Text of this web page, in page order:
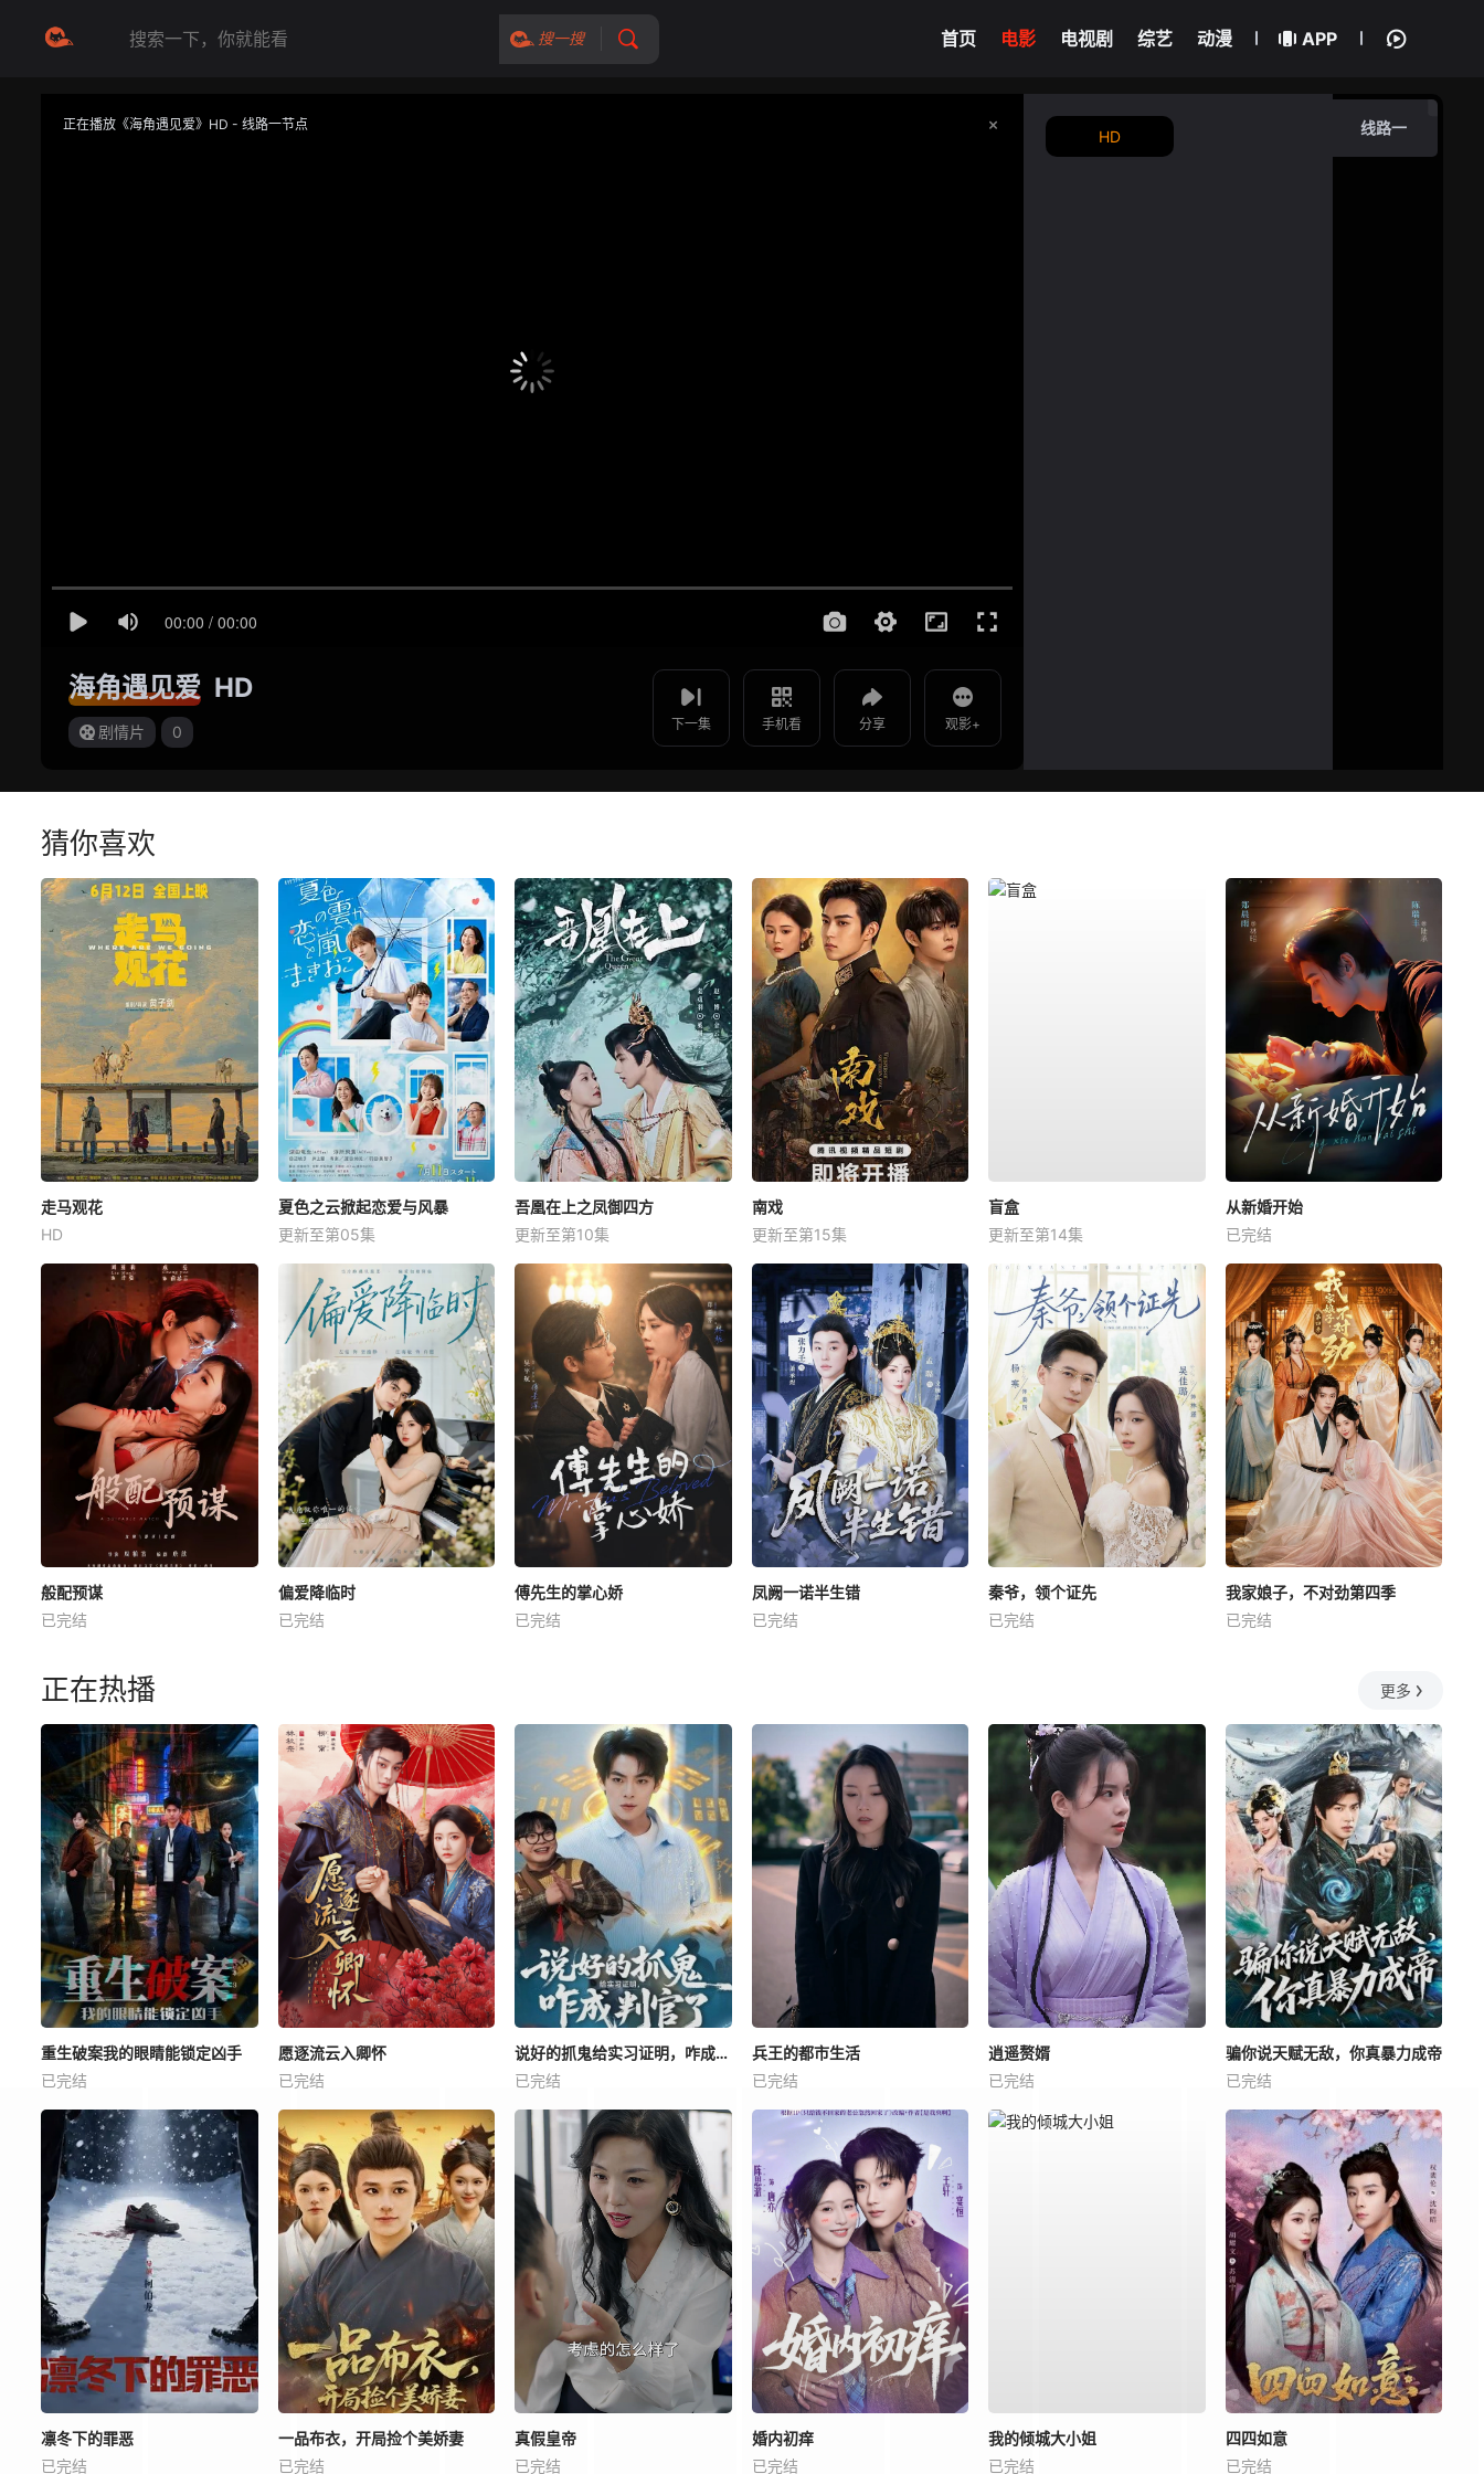
搜一搜 首页 电影 电视剧 综艺 动漫 APP
正在播放《海角遇见爱》HD - 线路一节点
海角遇见爱 HD
剧情片 0 下一集 手机看 分享 观影+
影片报错
如遇无法播放请提交给我们
线路一
HD
猜你喜欢
走马观花
HD
夏色之云掀起恋爱与风暴
更新至第05集
吾凰在上之凤御四方
更新至第10集
南戏
更新至第15集
盲盒
更新至第14集
从新婚开始
已完结
般配预谋
已完结
偏爱降临时
已完结
傅先生的掌心娇
已完结
凤阙一诺半生错
已完结
秦爷，领个证先
已完结
我家娘子，不对劲第四季
已完结
正在热播 更多
重生破案我的眼睛能锁定凶手
已完结
愿逐流云入卿怀
已完结
说好的抓鬼给实习证明，咋成判官了
已完结
兵王的都市生活
已完结
逍遥赘婿
已完结
骗你说天赋无敌，你真暴力成帝
已完结
凛冬下的罪恶
已完结
一品布衣，开局捡个美娇妻
已完结
真假皇帝
已完结
婚内初痒
已完结
我的倾城大小姐
已完结
四四如意
已完结